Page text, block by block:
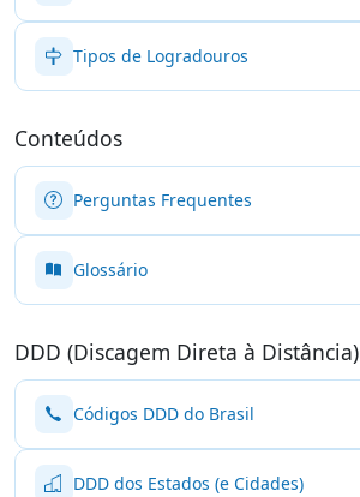
Tipos de Logradouros
Conteúdos
Perguntas Frequentes
Glossário
DDD (Discagem Direta à Distância)
Códigos DDD do Brasil
DDD dos Estados (e Cidades)